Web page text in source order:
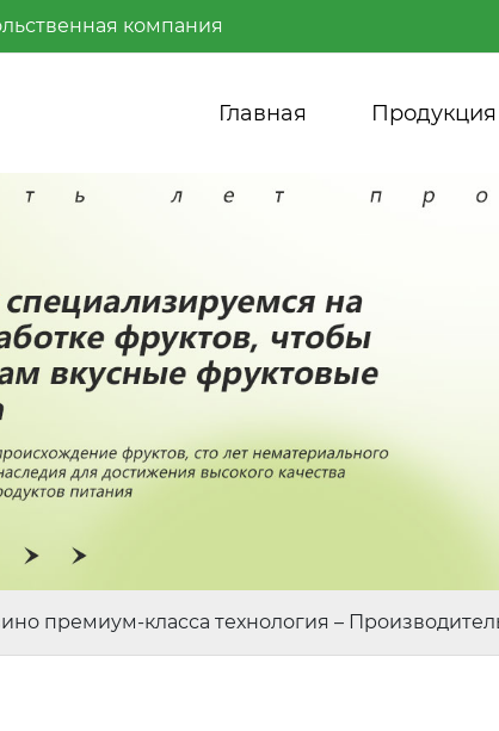
компания
Главная Продукция
премиум-класса технология –